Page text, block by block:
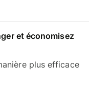
et économisez
plus efficace